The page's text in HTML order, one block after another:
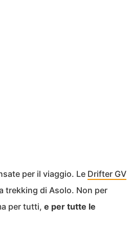
per il viaggio. Le Drifter GV
trekking di Asolo. Non per
per tutti, e per tutte le